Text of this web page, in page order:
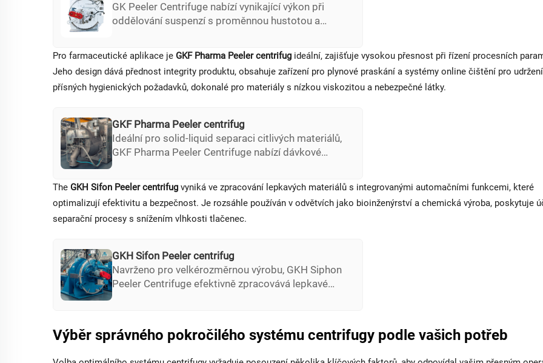
GK Peeler Centrifuge nabízí vynikající výkon při
oddělování suspenzí s proměnnou hustotou a
odvětvích, včetně automatizovaných ovládání a
několika bezpečnostních funkcí.
Pro farmaceutické aplikace je GKF Pharma Peeler centrifug ideální, zajišťuje vysokou přesnost při řízení procesních
Jeho design dává přednost integrity produktu, obsahuje zařízení pro plynové praskání a systémy online čištění pro udržení
přísných hygienických požadavků, dokonalé pro materiály s nízkou viskozitou a nebezpečné látky.
GKF Pharma Peeler centrifug
Ideální pro solid-liquid separaci citlivých materiálů,
GKF Pharma Peeler Centrifuge nabízí dávkové
pro prevenci křížového kontaminace.
The GKH Sifon Peeler centrifug vyniká ve zpracování lepkavých materiálů s integrovanými automačními funkcemi, které
optimalizují efektivitu a bezpečnost. Je rozsáhle používán v odvětvích jako bioinženýrství a chemická výroba, poskytuje
separační procesy s snížením vlhkosti tlačenec.
GKH Sifon Peeler centrifug
Navrženo pro velkérozměrnou výrobu, GKH Siphon
Peeler Centrifuge efektivně zpracovává lepkavé
Výběr správného pokročilého systému centrifugy podle vašich potřeb